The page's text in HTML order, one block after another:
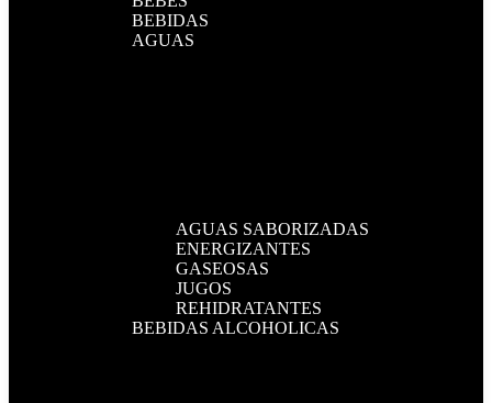
BEBIDAS
AGUAS
AGUAS SABORIZADAS
ENERGIZANTES
GASEOSAS
JUGOS
REHIDRATANTES
BEBIDAS ALCOHOLICAS